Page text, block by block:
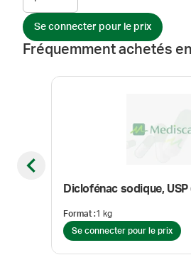
Se connecter pour le prix
Fréquemment achetés
Diclofénac sodique,
Format :1 kg
Se connecter pour le prix
Previous slide